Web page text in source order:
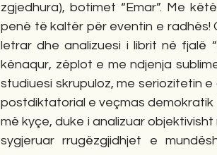
zgjedhura), botimet “Emar”. Me
penë të kaltër për eventin e radhës!
letrar dhe analizuesi i librit në fjalë
kënaqur, zëplot e me ndjenja
studiuesi skrupuloz, me seriozitetin
postdiktatorial e veçmas
më kyçe, duke i analizuar
sygjeruar rrugëzgjidhjet e